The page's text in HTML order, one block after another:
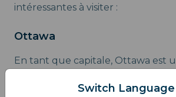
intéressantes à visiter :
Ottawa
En tant que capitale, Ottawa est
foules immenses pour assister
Switch Language